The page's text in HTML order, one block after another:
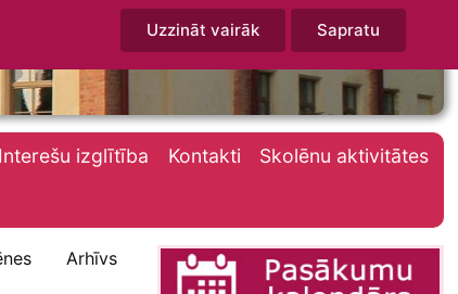
Uzzināt vairāk Sapratu
Interešu izglītība Kontakti Skolēnu aktivitātes
Arhīvs